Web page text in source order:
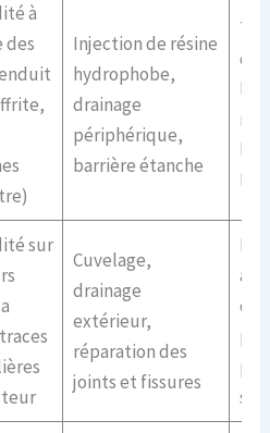
à
des
Injection de résine
hydrophobe,
drainage
périphérique,
barrière étanche
le
sur
Cuvelage,
drainage
extérieur,
réparation des
joints et fissures
à